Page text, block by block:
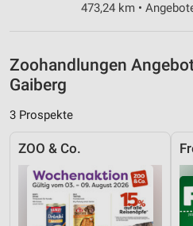
473,24 km •
Zoohandlungen
Gaiberg
3 Prospekte
ZOO & Co.
Verwendung genauer
Geräte anhand von aktiv
Informationen identifizieren
Notwendig
Performance
Funktional